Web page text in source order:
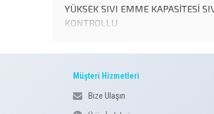
YÜKSEK SIVI EMME KAPASİTESİ
KONTROLLU
Müşteri Hizmetleri
Bize Ulaşın